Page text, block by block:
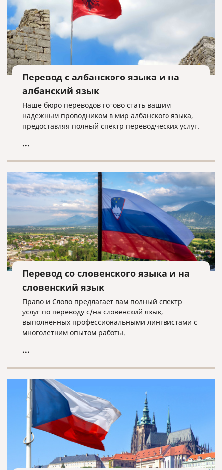
Перевод с албанского языка и на
албанский язык
Наше бюро переводов готово стать вашим
надежным проводником в мир албанского языка,
предоставляя полный спектр переводческих услуг.
...
Перевод со словенского языка и на
словенский язык
Право и Слово предлагает вам полный спектр
услуг по переводу с/на словенский язык,
выполненных профессиональными лингвистами с
многолетним опытом работы.
...